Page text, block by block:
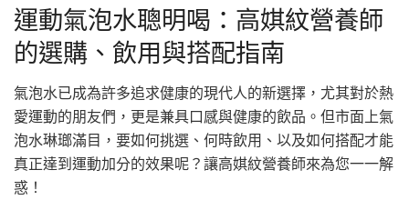
運動氣泡水聰明喝：高娸紋營養師
的選購、飲用與搭配指南
氣泡水已成為許多追求健康的現代人的新選擇，尤其對於熱
愛運動的朋友們，更是兼具口感與健康的飲品。但市面上氣
泡水琳瑯滿目，要如何挑選、何時飲用、以及如何搭配才能
真正達到運動加分的效果呢？讓高娸紋營養師來為您一一解
惑！